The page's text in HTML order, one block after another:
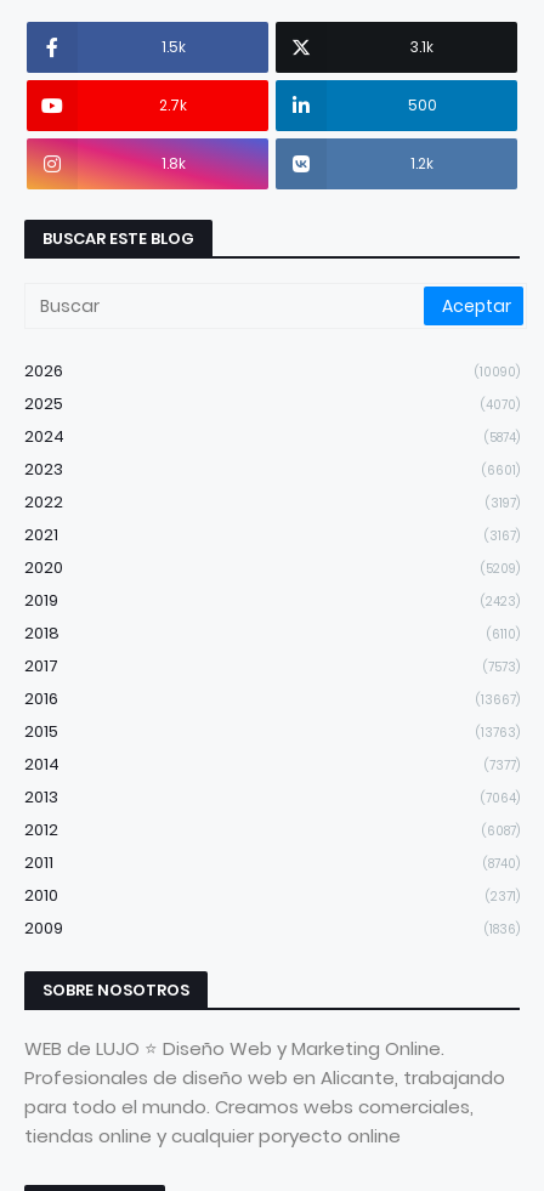
1.5k 3.1k
2.7k 500
1.8k 1.2k
BUSCAR ESTE BLOG
2026 (10090)
2025 (4070)
2024 (5874)
2023 (6601)
2022 (3197)
2021 (3167)
2020 (5209)
2019 (2423)
2018 (6110)
2017 (7573)
2016 (13667)
2015 (13763)
2014 (7377)
2013 (7064)
2012 (6087)
2011 (8740)
2010 (2371)
2009 (1836)
SOBRE NOSOTROS
WEB de LUJO ⭐ Diseño Web y Marketing Online.
Profesionales de diseño web en Alicante, trabajando
para todo el mundo. Creamos webs comerciales,
tiendas online y cualquier poryecto online